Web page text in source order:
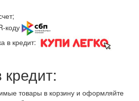
коду
в кредит:
кредит:
товары в корзину и оформляйте